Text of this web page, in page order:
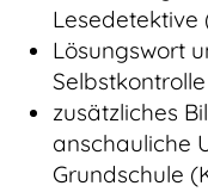
Lesedetektive
Lösungswort
Selbstkontrolle
zusätzliches
anschauliche
Grundschule